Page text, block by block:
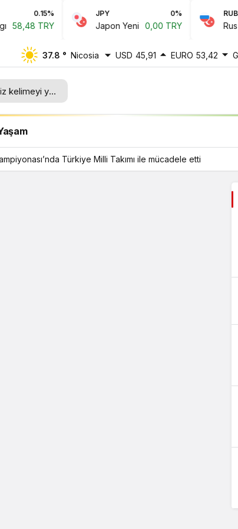
0.15%
TRY Japon Yeni 0,00 TRY
RUB
Rus
37.8 ° Nicosia USD 45,91 EURO 53,42
Türkiye Milli Takımı ile mücadele etti